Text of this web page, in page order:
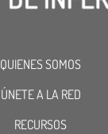
QUIENES SOMOS
ÚNETE A LA RED
RECURSOS